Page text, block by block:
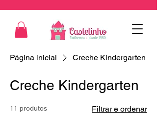
Página inicial Creche Kindergarten
Creche Kindergarten
11 produtos Filtrar e ordenar